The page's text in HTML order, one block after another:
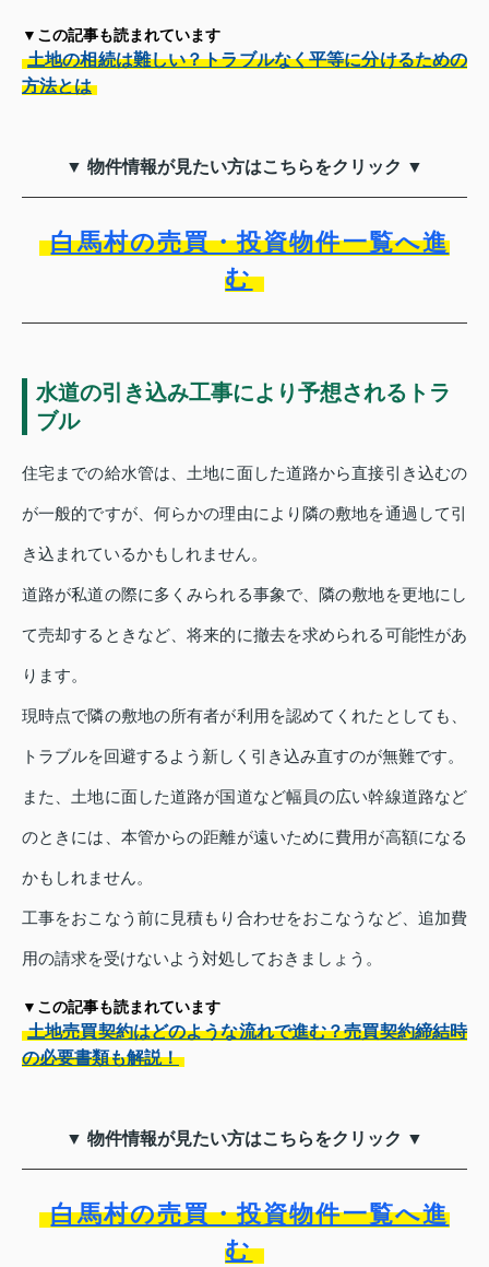
▼この記事も読まれています
土地の相続は難しい？トラブルなく平等に分けるための
方法とは
▼ 物件情報が見たい方はこちらをクリック ▼
白馬村の売買・投資物件一覧へ進
む
水道の引き込み工事により予想されるトラ
ブル
住宅までの給水管は、土地に面した道路から直接引き込むの
が一般的ですが、何らかの理由により隣の敷地を通過して引
き込まれているかもしれません。
道路が私道の際に多くみられる事象で、隣の敷地を更地にし
て売却するときなど、将来的に撤去を求められる可能性があ
ります。
現時点で隣の敷地の所有者が利用を認めてくれたとしても、
トラブルを回避するよう新しく引き込み直すのが無難です。
また、土地に面した道路が国道など幅員の広い幹線道路など
のときには、本管からの距離が遠いために費用が高額になる
かもしれません。
工事をおこなう前に見積もり合わせをおこなうなど、追加費
用の請求を受けないよう対処しておきましょう。
▼この記事も読まれています
土地売買契約はどのような流れで進む？売買契約締結時
の必要書類も解説！
▼ 物件情報が見たい方はこちらをクリック ▼
白馬村の売買・投資物件一覧へ進
む